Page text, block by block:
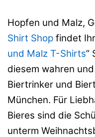
Hopfen und Malz,
Shirt Shop findet
und Malz T-Shirts”
diesem wahren
Biertrinker und
München. Für
Bieres sind die
unterm